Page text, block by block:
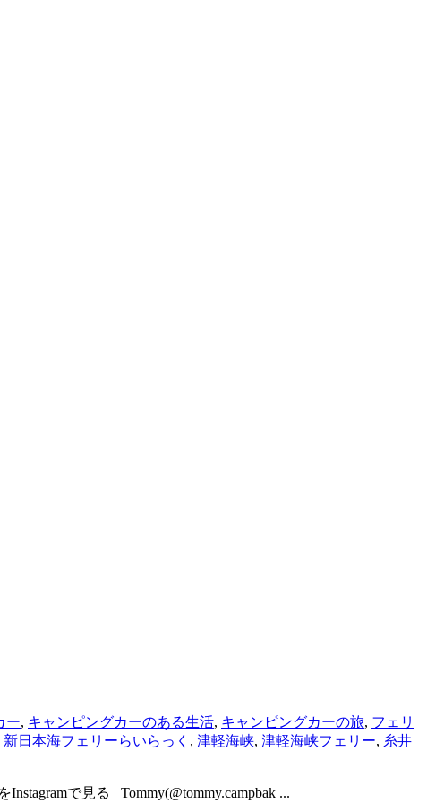
ー, キャンピングカーのある生活, キャンピングカーの旅, フェリ
新日本海フェリーらいらっく , 津軽海峡, 津軽海峡フェリー, 糸井
で見る Tommy(@tommy.campbak ...